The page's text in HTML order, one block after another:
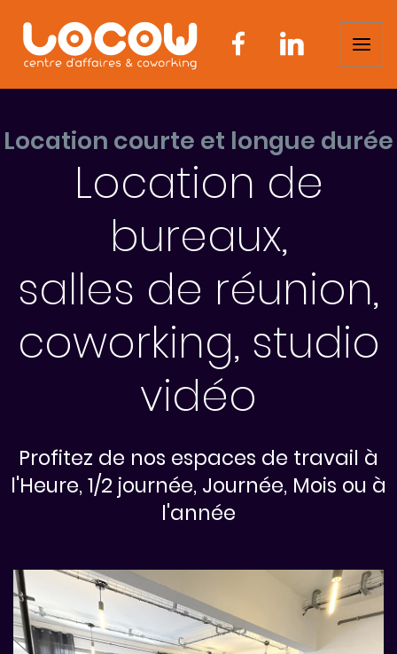
Location courte et longue durée
Location de
bureaux,
salles de réunion,
coworking, studio
vidéo
Profitez de nos espaces de travail à
l'Heure, 1/2 journée, Journée, Mois ou à
l'année